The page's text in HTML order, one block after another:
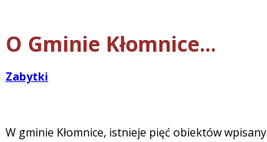
O Gminie Kłomnice...
Zabytki
W gminie Kłomnice, istnieje pięć obiektów